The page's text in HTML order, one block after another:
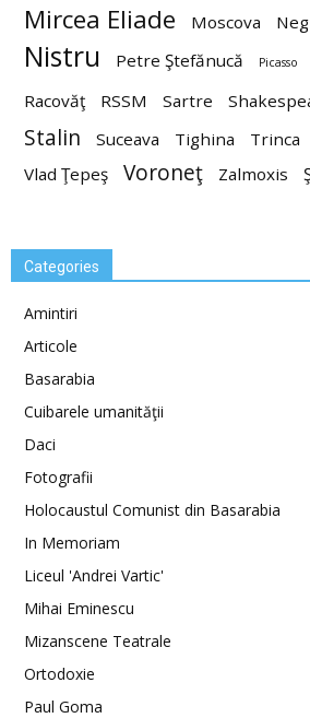
Mircea Eliade Moscova
Nistru Petre Ştefănucă Picasso
Racovăţ RSSM Sartre
Stalin Suceava Tighina Trinca
Vlad Ţepeş Voroneţ Zalmoxis
Categories
Amintiri
Articole
Basarabia
Cuibarele umanităţii
Daci
Fotografii
Holocaustul Comunist din Basarabia
In Memoriam
Liceul 'Andrei Vartic'
Mihai Eminescu
Mizanscene Teatrale
Ortodoxie
Paul Goma